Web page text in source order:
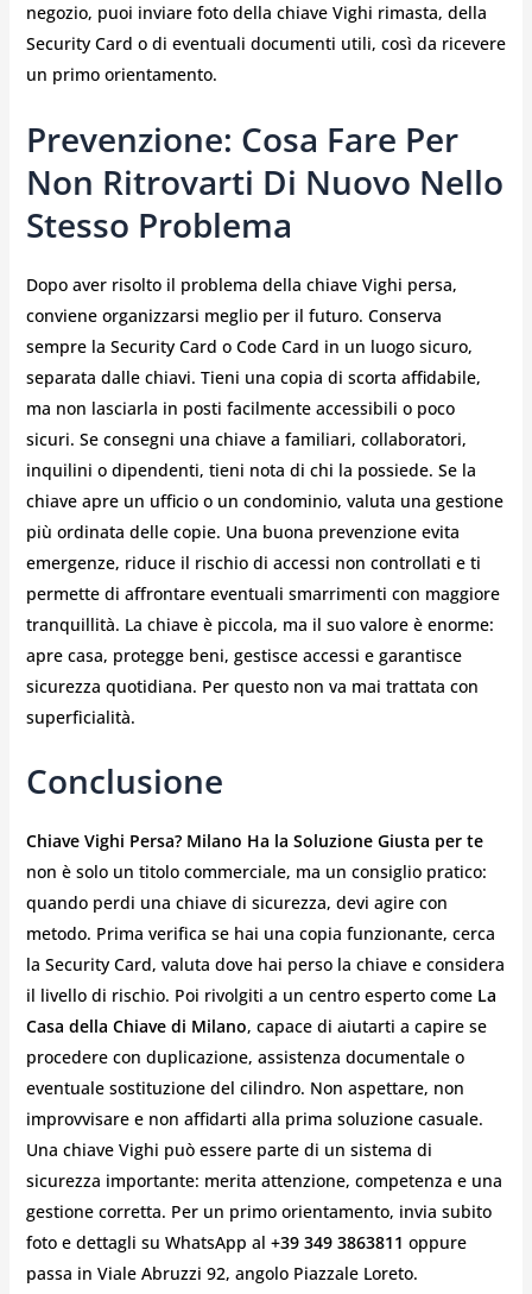
negozio, puoi inviare foto della chiave Vighi rimasta, della
Security Card o di eventuali documenti utili, così da ricevere
un primo orientamento.
Prevenzione: Cosa Fare Per
Non Ritrovarti Di Nuovo Nello
Stesso Problema
Dopo aver risolto il problema della chiave Vighi persa,
conviene organizzarsi meglio per il futuro. Conserva
sempre la Security Card o Code Card in un luogo sicuro,
separata dalle chiavi. Tieni una copia di scorta affidabile,
ma non lasciarla in posti facilmente accessibili o poco
sicuri. Se consegni una chiave a familiari, collaboratori,
inquilini o dipendenti, tieni nota di chi la possiede. Se la
chiave apre un ufficio o un condominio, valuta una gestione
più ordinata delle copie. Una buona prevenzione evita
emergenze, riduce il rischio di accessi non controllati e ti
permette di affrontare eventuali smarrimenti con maggiore
tranquillità. La chiave è piccola, ma il suo valore è enorme:
apre casa, protegge beni, gestisce accessi e garantisce
sicurezza quotidiana. Per questo non va mai trattata con
superficialità.
Conclusione
Chiave Vighi Persa? Milano Ha la Soluzione Giusta per te
non è solo un titolo commerciale, ma un consiglio pratico:
quando perdi una chiave di sicurezza, devi agire con
metodo. Prima verifica se hai una copia funzionante, cerca
la Security Card, valuta dove hai perso la chiave e considera
il livello di rischio. Poi rivolgiti a un centro esperto come La
Casa della Chiave di Milano, capace di aiutarti a capire se
procedere con duplicazione, assistenza documentale o
eventuale sostituzione del cilindro. Non aspettare, non
improvvisare e non affidarti alla prima soluzione casuale.
Una chiave Vighi può essere parte di un sistema di
sicurezza importante: merita attenzione, competenza e una
gestione corretta. Per un primo orientamento, invia subito
foto e dettagli su WhatsApp al +39 349 3863811 oppure
passa in Viale Abruzzi 92, angolo Piazzale Loreto.